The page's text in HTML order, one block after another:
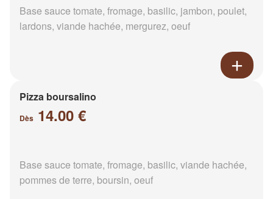
Base sauce tomate, fromage, basilic, jambon, poulet,
lardons, viande hachée, mergurez, oeuf
Pizza boursalino
Dès 14.00 €
Base sauce tomate, fromage, basilic, viande hachée,
pommes de terre, boursin, oeuf